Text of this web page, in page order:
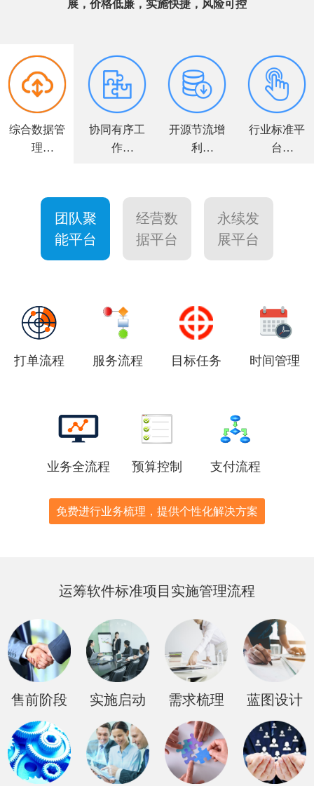
展，价格低廉，实施快捷，风险可控
综合数据管
理
协同有序工
作
开源节流增
利
行业标准平
台
团队聚
能平台
经营数
据平台
永续发
展平台
打单流程 服务流程 目标任务 时间管理
业务全流程 预算控制 支付流程
免费进行业务梳理，提供个性化解决方案
运筹软件标准项目实施管理流程
售前阶段 实施启动 需求梳理 蓝图设计